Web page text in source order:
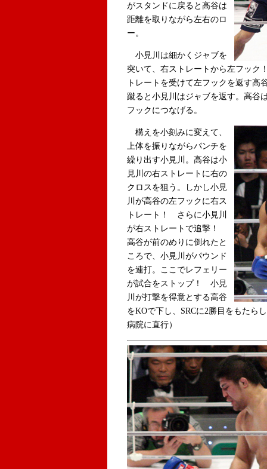
がスタンドに戻ると高谷は
距離を取りながら左右のロ
ー。
小見川は細かくジャブを
突いて、右ストレートから左フッ
トレートを受けて左フックを返す高
蹴ると小見川はジャブを返す。高谷
フックにつなげる。
構えを小刻みに変えて、
上体を振りながらパンチを
繰り出す小見川。高谷は小
見川の右ストレートに右の
クロスを狙う。しかし小見
川が高谷の左フックに右ス
トレート！ さらに小見川
が右ストレートで追撃！
高谷が前のめりに倒れたと
ころで、小見川がパウンド
を連打。ここでレフェリー
が試合をストップ！ 小見
川が打撃を得意とする高谷
をKOで下し、SRCに2勝目をもたら
病院に直行）